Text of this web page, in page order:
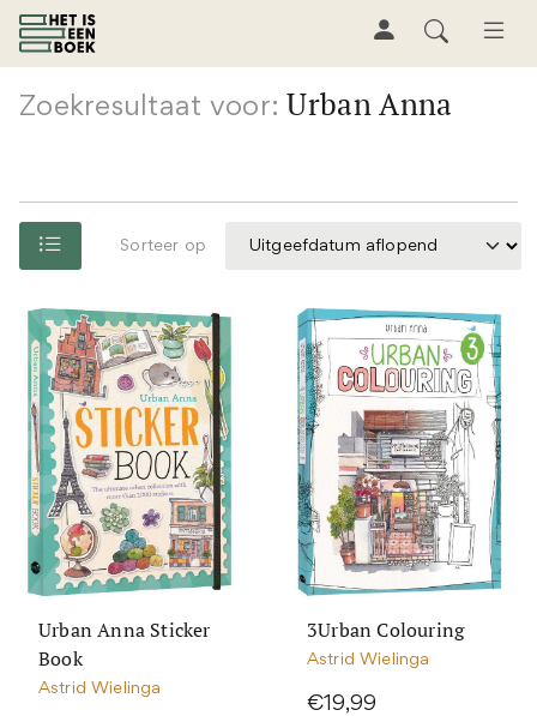
Zoekresultaat voor: Urban Anna
Sorteer op
Urban Anna Sticker
Book
Astrid Wielinga
3Urban Colouring
Astrid Wielinga
€19,99